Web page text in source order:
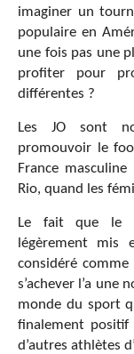
imaginer un
populaire en
une fois pas une
profiter pour
différentes ?
Les JO sont
promouvoir le
France
Rio, quand les
Le fait que le
légèrement
considéré
s’achever l’a
monde du sport
finalement positif
d’autres athlètes